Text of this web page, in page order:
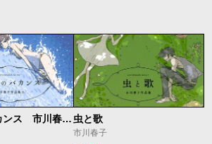
２５時のバカンス 市川春子作品集 虫と歌
市川春子